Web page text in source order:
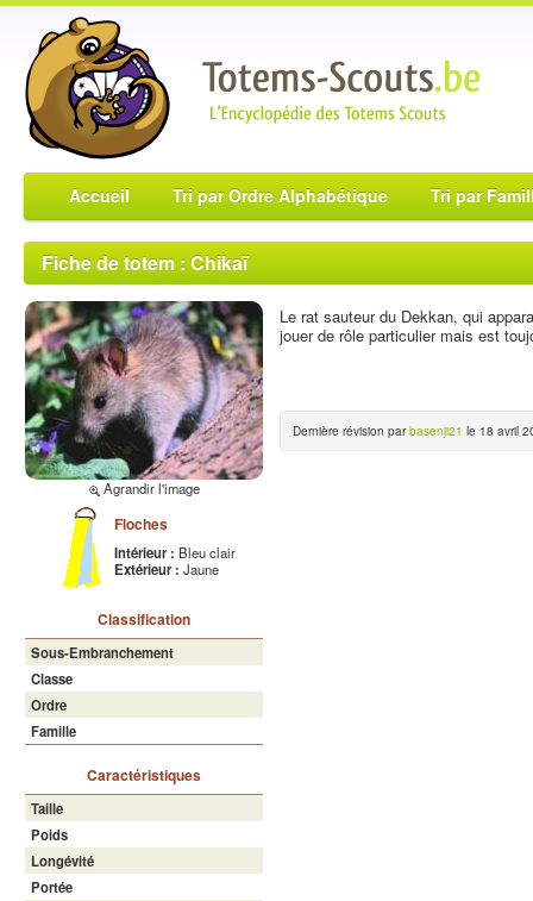
Accueil Tri par Ordre Alphabétique Tri par
Fiche de totem : Chikaï
Agrandir l'image
Floches
Intérieur : Bleu clair
Extérieur : Jaune
Classification
Sous-Embranchement
Classe
Ordre
Famille
Caractéristiques
Taille
Poids
Longévité
Portée
Le rat sauteur du Dekkan, qui
jouer de rôle particulier mais est
Dernière révision parbasenji21 le 18 avril